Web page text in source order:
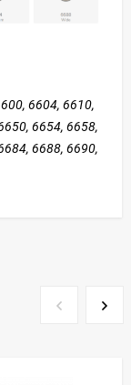
6604, 6610,
6654, 6658,
6688, 6690,